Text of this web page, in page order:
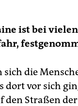
ist bei
sich die
dort vor sich
den Straßen